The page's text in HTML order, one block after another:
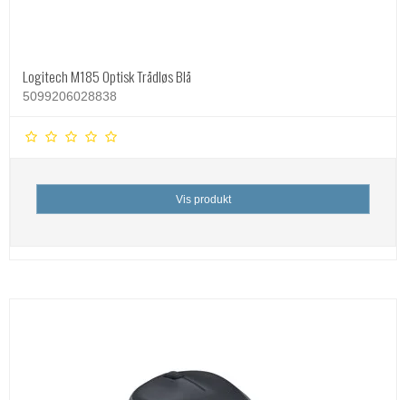
Logitech M185 Optisk Trådløs Blå
5099206028838
Vis produkt